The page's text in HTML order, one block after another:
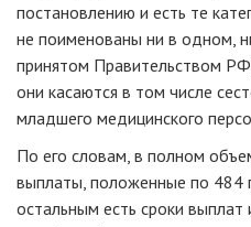
постановлению и есть те
не поименованы ни в одном,
принятом Правительством
они касаются в том числе
младшего медицинского
По его словам, в полном
выплаты, положенные по 484
остальным есть сроки